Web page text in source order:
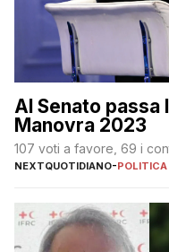
Al Senato
Manovra 2023
107 voti a favore, 69 i
NEXTQUOTIDIANO-POLITICA